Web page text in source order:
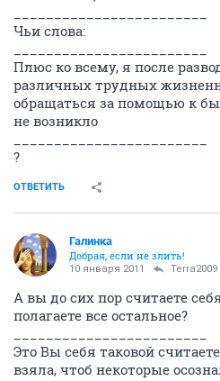
Чьи слова:
Плюс ко всему, я после
различных трудных
обращаться за помощью к
не возникло
?
ОТВЕТИТЬ
Галинка
Добрая, если не злить!
10 января 2011 Terra2009
А вы до сих пор считаете
полагаете все остальное?
Это Вы себя таковой
взяла, чтоб некоторые